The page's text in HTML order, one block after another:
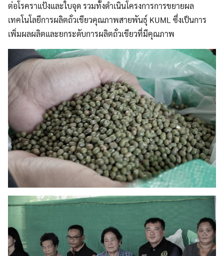
ต่อโรคราแป้งและใบจุด รวมทั้งดำเนินโครงการการขยายผล
เทคโนโลยีการผลิตถั่วเขียวคุณภาพสายพันธุ์ KUML ซึ่งเป็นการ
เพิ่มผลผลิตและยกระดับการผลิตถั่วเขียวที่มีคุณภาพ